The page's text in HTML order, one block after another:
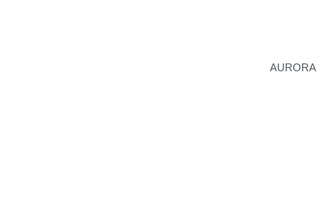
AURORA